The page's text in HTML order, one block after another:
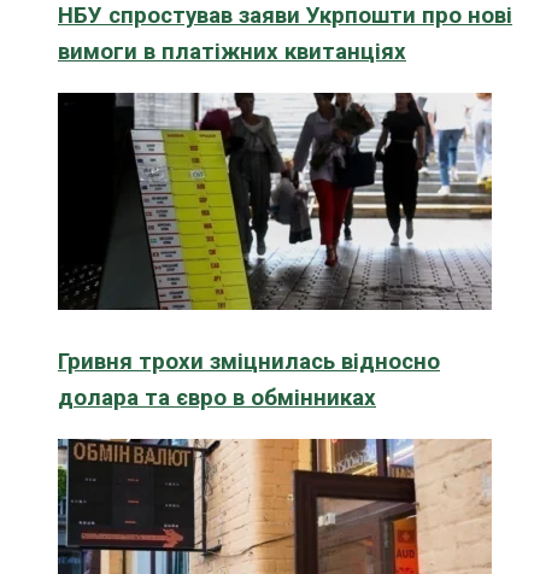
НБУ спростував заяви Укрпошти про нові
вимоги в платіжних квитанціях
Гривня трохи зміцнилась відносно
долара та євро в обмінниках